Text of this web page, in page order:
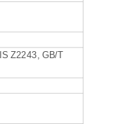
Z2243, GB/T